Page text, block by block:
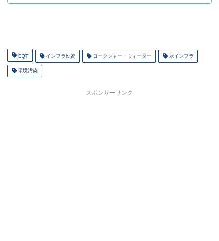
EQT インフラ投資 ヨークシャー・ウォーター 水インフラ
環境汚染
スポンサーリンク